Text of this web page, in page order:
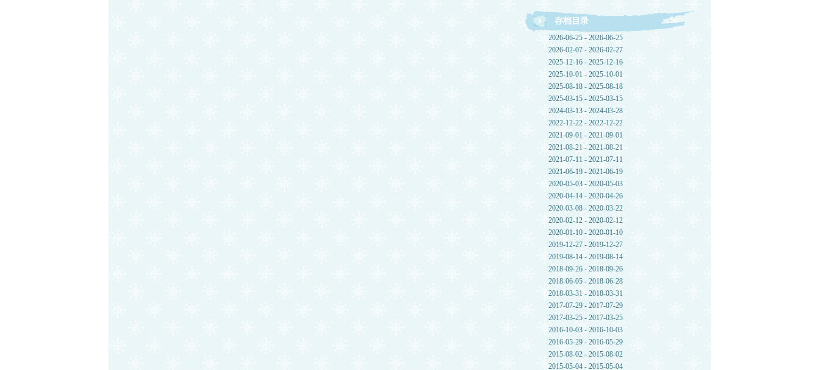
存档目录
2026-06-25 - 2026-06-25
2026-02-07 - 2026-02-27
2025-12-16 - 2025-12-16
2025-10-01 - 2025-10-01
2025-08-18 - 2025-08-18
2025-03-15 - 2025-03-15
2024-03-13 - 2024-03-28
2022-12-22 - 2022-12-22
2021-09-01 - 2021-09-01
2021-08-21 - 2021-08-21
2021-07-11 - 2021-07-11
2021-06-19 - 2021-06-19
2020-05-03 - 2020-05-03
2020-04-14 - 2020-04-26
2020-03-08 - 2020-03-22
2020-02-12 - 2020-02-12
2020-01-10 - 2020-01-10
2019-12-27 - 2019-12-27
2019-08-14 - 2019-08-14
2018-09-26 - 2018-09-26
2018-06-05 - 2018-06-28
2018-03-31 - 2018-03-31
2017-07-29 - 2017-07-29
2017-03-25 - 2017-03-25
2016-10-03 - 2016-10-03
2016-05-29 - 2016-05-29
2015-08-02 - 2015-08-02
2015-05-04 - 2015-05-04